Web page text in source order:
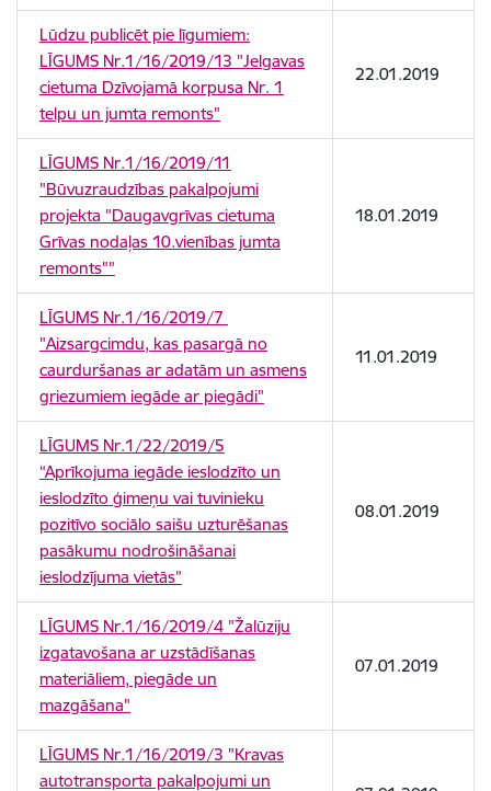
Lūdzu publicēt pie līgumiem:
LĪGUMS Nr.1/16/2019/13 "Jelgavas
cietuma Dzīvojamā korpusa Nr. 1
telpu un jumta remonts"
22.01.2019
LĪGUMS Nr.1/16/2019/11
"Būvuzraudzības pakalpojumi
projekta "Daugavgrīvas cietuma
Grīvas nodaļas 10.vienības jumta
remonts""
18.01.2019
LĪGUMS Nr.1/16/2019/7
"Aizsargcimdu, kas pasargā no
caurduršanas ar adatām un asmens
griezumiem iegāde ar piegādi"
11.01.2019
LĪGUMS Nr.1/22/2019/5
“Aprīkojuma iegāde ieslodzīto un
ieslodzīto ģimeņu vai tuvinieku
pozitīvo sociālo saišu uzturēšanas
pasākumu nodrošināšanai
ieslodzījuma vietās”
08.01.2019
LĪGUMS Nr.1/16/2019/4 "Žalūziju
izgatavošana ar uzstādīšanas
materiāliem, piegāde un
mazgāšana"
07.01.2019
LĪGUMS Nr.1/16/2019/3 "Kravas
autotransporta pakalpojumi un